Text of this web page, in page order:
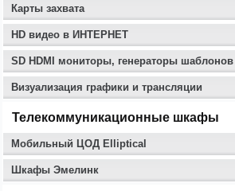
Карты захвата
HD видео в ИНТЕРНЕТ
SD HDMI мониторы, генераторы шаблонов
Визуализация графики и трансляции
Телекоммуникационные шкафы
Мобильный ЦОД Elliptical
Шкафы Эмелинк